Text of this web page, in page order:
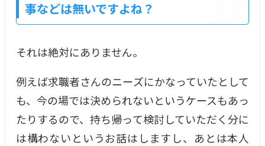
事などは無いですよね？
それは絶対にありません。
例えば求職者さんのニーズにかなっていたとして
も、今の場では決められないというケースもあっ
たりするので、持ち帰って検討していただく分に
は構わないというお話はしますし、あとは本人